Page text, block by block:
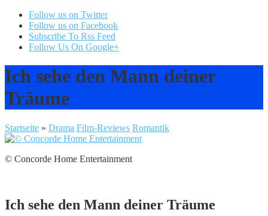
Follow us on Twitter
Follow us on Facebook
Subscribe To Rss Feed
Follow Us On Google+
Ich sehe den Mann deiner
Träume
Startseite » Drama Film-Reviews Romantik
© Concorde Home Entertainment
Ich sehe den Mann deiner Träume